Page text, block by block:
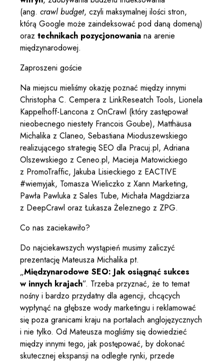
(ang. crawl budget, czyli maksymalnej ilości stron,
którą Google może zaindeksować pod daną domeną)
oraz technikach pozycjonowania na arenie
międzynarodowej.
Zaproszeni goście
Na miejscu mieliśmy okazję poznać między innymi
Christopha C. Cempera z LinkReseatch Tools, Lionela
Kappelhoff-Lancona z OnCrawl (który zastępował
nieobecnego niestety Francois Goube), Matthäusa
Michalika z Claneo, Sebastiana Mioduszewskiego
realizującego strategię SEO dla Pracuj.pl, Adriana
Olszewskiego z Ceneo.pl, Macieja Matowickiego
z PromoTraffic, Jakuba Lisieckiego z EACTIVE
#wiemyjak, Tomasza Wieliczko z Xann Marketing,
Pawła Pawluka z Sales Tube, Michała Magdziarza
z DeepCrawl oraz Łukasza Żeleznego z ZPG.
Co nas zaciekawiło?
Do najciekawszych wystąpień musimy zaliczyć
prezentację Mateusza Michalika pt.
„Międzynarodowe SEO: Jak osiągnąć sukces
w innych krajach”. Trzeba przyznać, że to temat
nośny i bardzo przydatny dla agencji, chcących
wypłynąć na głębsze wody marketingu i reklamować
się poza granicami kraju na portalach anglojęzycznych
i nie tylko. Od Mateusza mogliśmy się dowiedzieć
między innymi tego, jak postępować, by dokonać
skutecznej ekspansji na odległe rynki, przede